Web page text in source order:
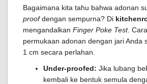
Bagaimana kita tahu bahwa adonan
proofdengan sempurna? Di
mengandalkan Finger Poke Test.
permukaan adonan dengan jari Anda
1 cm secara perlahan.
Under-proofed: Jika lubang
kembali ke bentuk semula